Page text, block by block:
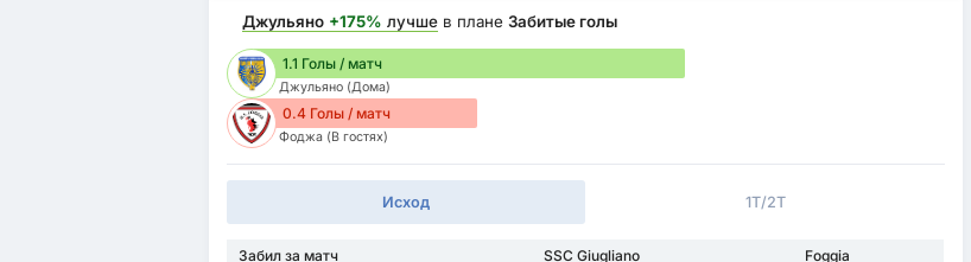
Джульяно +175% лучше в планеЗабитые голы
1.1 Голы / матч
Джульяно (Дома)
0.4 Голы / матч
Фоджа (В гостях)
Исход 1Т/2Т
Забил за матч SSC Giugliano
Foggia